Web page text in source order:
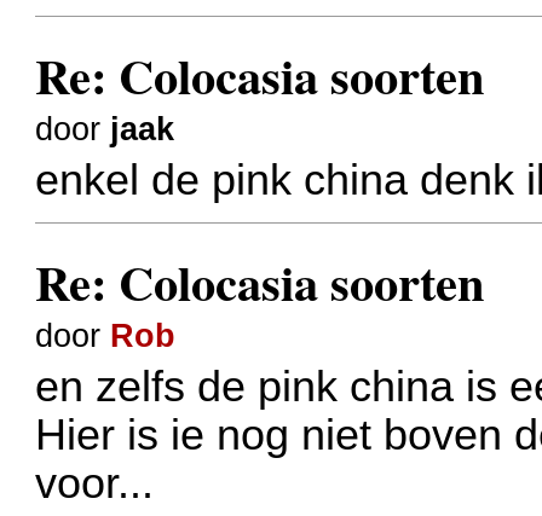
Re: Colocasia soorten
door jaak
enkel de pink china denk
Re: Colocasia soorten
door Rob
en zelfs de pink china is
Hier is ie nog niet boven
voor...